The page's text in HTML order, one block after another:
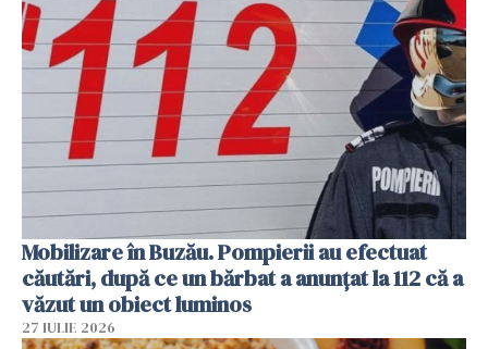
Mobilizare în Buzău. Pompierii au efectuat
căutări, după ce un bărbat a anunțat la 112 că a
văzut un obiect luminos
27 IULIE 2026